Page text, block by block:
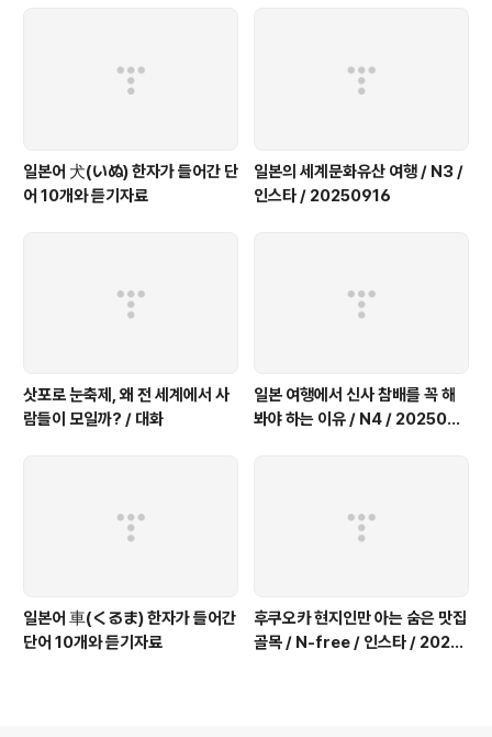
일본어 犬(いぬ) 한자가 들어간 단
어 10개와 듣기자료
일본의 세계문화유산 여행 / N3 /
인스타 / 20250916
삿포로 눈축제, 왜 전 세계에서 사
람들이 모일까? / 대화
일본 여행에서 신사 참배를 꼭 해
봐야 하는 이유 / N4 / 2025091
일본어 車(くるま) 한자가 들어간
단어 10개와 듣기자료
후쿠오카 현지인만 아는 숨은 맛집
골목 / N-free / 인스타 / 2025